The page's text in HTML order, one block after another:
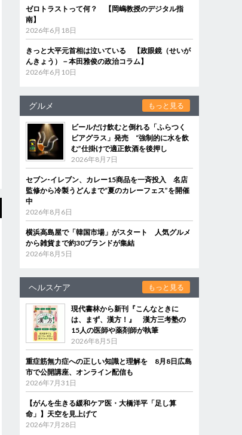
ゼロトラストって何？ 【岡嶋教授のデジタル指
南】
2026年6月18日
きっと大平元首相は泣いている 【政眼鏡（せいが
んきょう）－本田雅俊の政治コラム】
2026年6月10日
グルメ もっと見る
ビールだけ飲むと倒れる「ふらつく
ビアグラス」発売 “強制的に水を飲
む”仕掛けで適正飲酒を後押し
2026年8月7日
セブン‐イレブン、カレー15商品を一斉投入 名店
監修から冷製うどんまで“夏のカレーフェス”を開催
中
2026年8月6日
横浜高島屋で「韓国市場」がスタート 人気グルメ
から雑貨まで約30ブランドが集結
2026年8月5日
ヘルスケア もっと見る
現代書林から新刊『こんなときに
は、まず、漢方！』 漢方三考塾の
15人の医師や薬剤師が執筆
2026年8月5日
重症筋無力症への正しい知識と理解を 8月8日広島
市で公開講座、オンライン配信も
2026年7月31日
【がんを生きる緩和ケア医・大橋洋平「足し算
命」】天空を見上げて
2026年7月28日